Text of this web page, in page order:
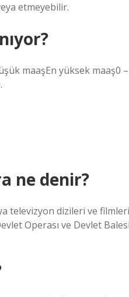
etmeyebilir.
maaşEn yüksek maaş0 –
ne denir?
televizyon dizileri ve
Operası ve Devlet